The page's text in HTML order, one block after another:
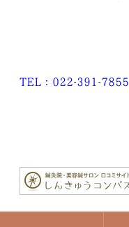
TEL：022-391-7855